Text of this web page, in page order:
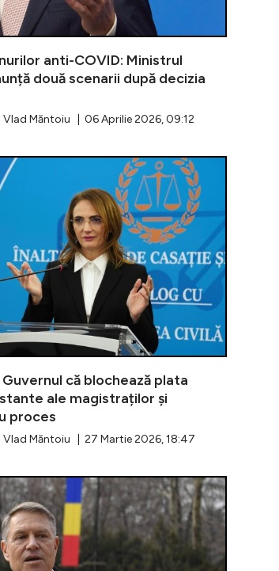
anti-COVID: Ministrul
două scenarii după decizia
Măntoiu | 06 Aprilie 2026, 09:12
consecințele contractului Pfizer”.
Guvernul că blochează plata
ale magistraților și
proces
Măntoiu | 27 Martie 2026, 18:47
lui Adrian Kreiner: ”Preșul” invocat de
Dani